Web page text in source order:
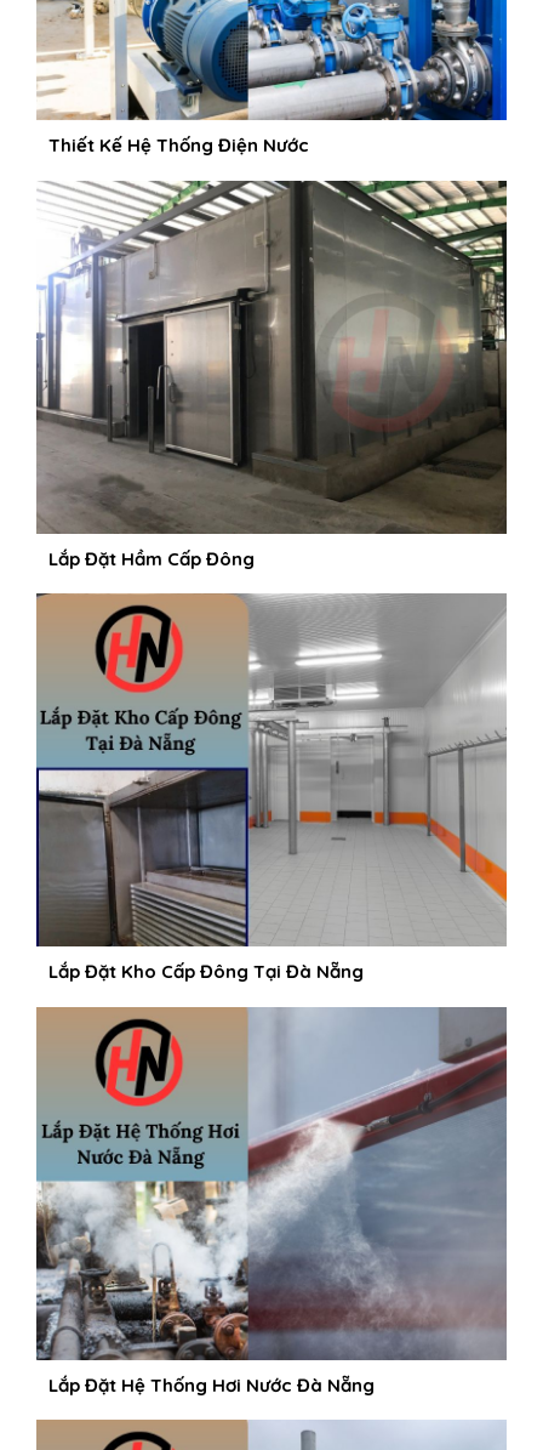
Thiết Kế Hệ Thống Điện Nước
Lắp Đặt Hầm Cấp Đông
Lắp Đặt Kho Cấp Đông Tại Đà Nẵng
Lắp Đặt Hệ Thống Hơi Nước Đà Nẵng